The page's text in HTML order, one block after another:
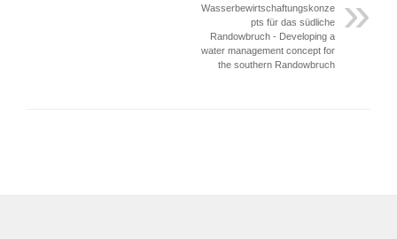
Wasserbewirtschaftungskonze
pts für das südliche
Randowbruch - Developing a
water management concept for
the southern Randowbruch